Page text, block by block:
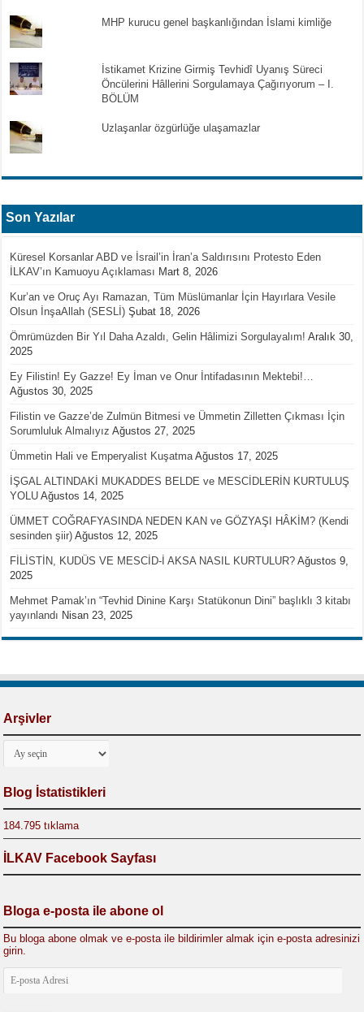
MHP kurucu genel başkanlığından İslami kimliğe
İstikamet Krizine Girmiş Tevhidî Uyanış Süreci
Öncülerini Hâllerini Sorgulamaya Çağırıyorum – I.
BÖLÜM
Uzlaşanlar özgürlüğe ulaşamazlar
Son Yazılar
Küresel Korsanlar ABD ve İsrail’in İran’a Saldırısını Protesto Eden
İLKAV’ın Kamuoyu Açıklaması Mart 8, 2026
Kur’an ve Oruç Ayı Ramazan, Tüm Müslümanlar İçin Hayırlara Vesile
Olsun İnşaAllah (SESLİ) Şubat 18, 2026
Ömrümüzden Bir Yıl Daha Azaldı, Gelin Hâlimizi Sorgulayalım! Aralık 30,
2025
Ey Filistin! Ey Gazze! Ey İman ve Onur İntifadasının Mektebi!…
Ağustos 30, 2025
Filistin ve Gazze’de Zulmün Bitmesi ve Ümmetin Zilletten Çıkması İçin
Sorumluluk Almalıyız Ağustos 27, 2025
Ümmetin Hali ve Emperyalist Kuşatma Ağustos 17, 2025
İŞGAL ALTINDAKİ MUKADDES BELDE ve MESCİDLERİN KURTULUŞ
YOLU Ağustos 14, 2025
ÜMMET COĞRAFYASINDA NEDEN KAN ve GÖZYAŞI HÂKİM? (Kendi
sesinden şiir) Ağustos 12, 2025
FİLİSTİN, KUDÜS VE MESCİD-İ AKSA NASIL KURTULUR? Ağustos 9,
2025
Mehmet Pamak’ın “Tevhid Dinine Karşı Statükonun Dini” başlıklı 3 kitabı
yayınlandı Nisan 23, 2025
Arşivler
Arşivler
Blog İstatistikleri
184.795 tıklama
İLKAV Facebook Sayfası
Bloga e-posta ile abone ol
Bu bloga abone olmak ve e-posta ile bildirimler almak için e-posta adresinizi
girin.
E-
posta